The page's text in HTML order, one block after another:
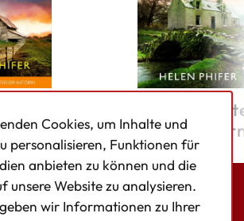
Cookies, um Inhalte und
personalisieren, Funktionen für
anbieten zu können und die
unsere Website zu analysieren.
wir Informationen zu Ihrer